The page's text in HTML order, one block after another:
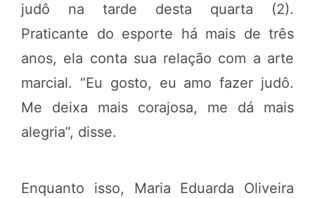
judô na tarde desta quarta (2).
Praticante do esporte há mais de três
anos, ela conta sua relação com a arte
marcial. “Eu gosto, eu amo fazer judô.
Me deixa mais corajosa, me dá mais
alegria”, disse.
Enquanto isso, Maria Eduarda Oliveira